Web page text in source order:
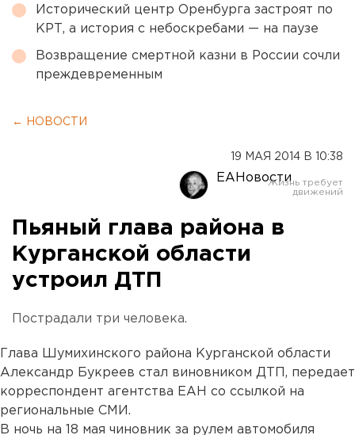
Исторический центр Оренбурга застроят по
КРТ, а история с небоскребами — на паузе
Возвращение смертной казни в России сочли
преждевременным
← НОВОСТИ
19 МАЯ 2014 В 10:38
ЕАНовости
Пьяный глава района в
Курганской области
устроил ДТП
Пострадали три человека.
Глава Шумихинского района Курганской области
Александр Букреев стал виновником ДТП, передает
корреспондент агентства ЕАН со ссылкой на
региональные СМИ.
В ночь на 18 мая чиновник за рулем автомобиля